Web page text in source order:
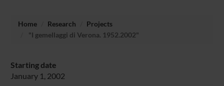
Home Research
Projects
"I gemellaggi di Verona. 1952.2002"
Starting date
January 1, 2002